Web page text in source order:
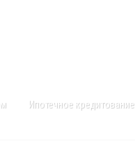
Ипотечное кредитование